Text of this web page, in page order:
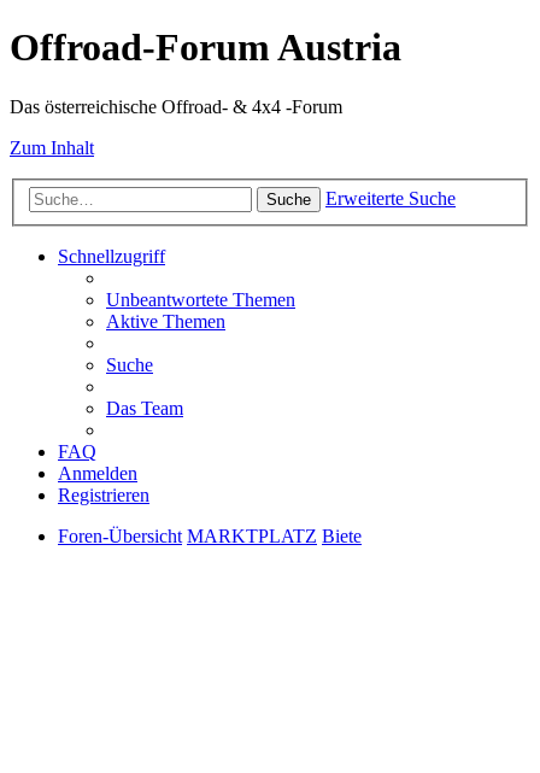
Offroad-Forum Austria
Das österreichische Offroad- & 4x4 -Forum
Zum Inhalt
Suche Erweiterte Suche
Schnellzugriff
Unbeantwortete Themen
Aktive Themen
Suche
Das Team
FAQ
Anmelden
Registrieren
Foren-Übersicht MARKTPLATZ Biete